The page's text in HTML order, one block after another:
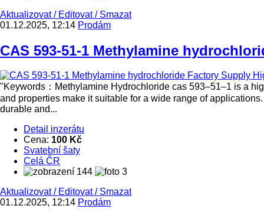
Aktualizovat/ Editovat/ Smazat
01.12.2025, 12:14 Prodám
CAS 593-51-1 Methylamine
"Keywords：Methylamine Hydrochloride cas 593–51–1 is a
and properties make it suitable for a wide range of
durable and...
Detail inzerátu
Cena: 100 Kč
Svatební šaty
Celá ČR
144
3
Aktualizovat/ Editovat/ Smazat
01.12.2025, 12:14 Prodám